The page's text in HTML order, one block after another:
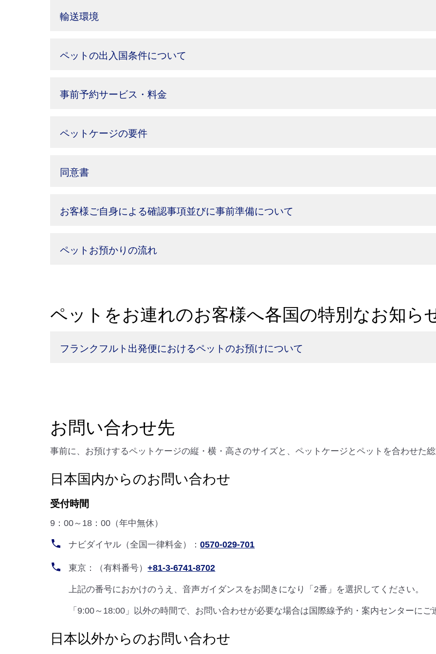
輸送環境
ペットの出入国条件について
事前予約サービス・料金
ペットケージの要件
同意書
お客様ご自身による確認事項並びに事前準備について
ペットお預かりの流れ
ペットをお連れのお客様へ各国の特別なお知ら
フランクフルト出発便におけるペットのお預けについて
お問い合わせ先
事前に、お預けするペットケージの縦・横・高さのサイズと、ペットケージとペットを合わせた
日本国内からのお問い合わせ
受付時間
9：00～18：00（年中無休）
ナビダイヤル（全国一律料金）：0570-029-701
東京：（有料番号）+81-3-6741-8702
上記の番号におかけのうえ、音声ガイダンスをお聞きになり「2番」を選択してください。
「9:00～18:00」以外の時間で、お問い合わせが必要な場合は国際線予約・案内センターにご
日本以外からのお問い合わせ